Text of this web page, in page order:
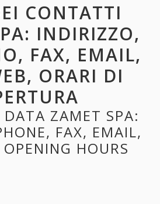
CONTATTI
INDIRIZZO,
FAX, EMAIL,
ORARI DI
ZAMET SPA:
FAX, EMAIL,
HOURS